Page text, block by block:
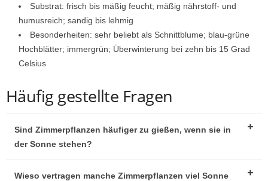
Substrat: frisch bis mäßig feucht; mäßig nährstoff- und
humusreich; sandig bis lehmig
Besonderheiten: sehr beliebt als Schnittblume; blau-grüne
Hochblätter; immergrün; Überwinterung bei zehn bis 15 Grad
Celsius
Häufig gestellte Fragen
Sind Zimmerpflanzen häufiger zu gießen, wenn sie in
der Sonne stehen?
Wieso vertragen manche Zimmerpflanzen viel Sonne